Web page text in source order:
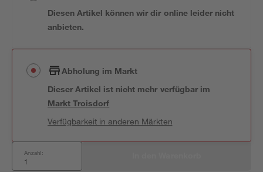
Diesen Artikel können wir dir online leider nicht
anbieten.
Abholung im Markt
Dieser Artikel ist nicht mehr verfügbar im
MarktTroisdorf
Verfügbarkeit in anderen Märkten
Anzahl: